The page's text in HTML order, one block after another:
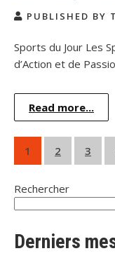
PUBLISHED BY
Sports du Jour Les
d’Action et de
Read more...
Pagination
publications
1 2 3
Rechercher
Derniers